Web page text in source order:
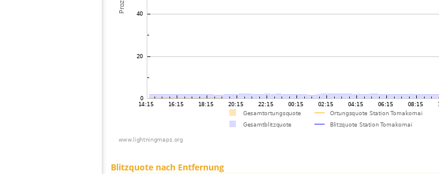
Blitzquote nach Entfernung